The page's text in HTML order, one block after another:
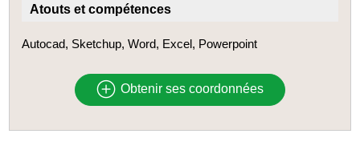
Atouts et compétences
Autocad, Sketchup, Word, Excel, Powerpoint
Obtenir ses coordonnées